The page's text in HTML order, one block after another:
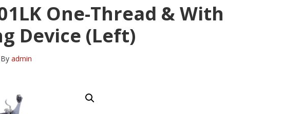
One-Thread & With
Device (Left)
By admin